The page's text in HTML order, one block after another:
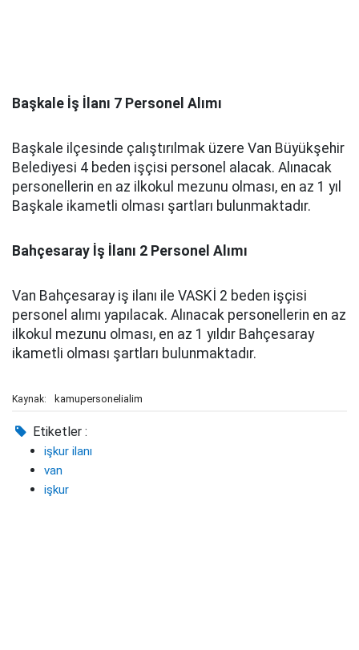
Başkale İş İlanı 7 Personel Alımı
Başkale ilçesinde çalıştırılmak üzere Van Büyükşehir
Belediyesi 4 beden işçisi personel alacak. Alınacak
personellerin en az ilkokul mezunu olması, en az 1 yıl
Başkale ikametli olması şartları bulunmaktadır.
Bahçesaray İş İlanı 2 Personel Alımı
Van Bahçesaray iş ilanı ile VASKİ 2 beden işçisi
personel alımı yapılacak. Alınacak personellerin en az
ilkokul mezunu olması, en az 1 yıldır Bahçesaray
ikametli olması şartları bulunmaktadır.
Kaynak: kamupersonelialim
Etiketler :
işkur ilanı
van
işkur